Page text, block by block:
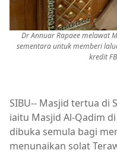
Dr Annuar Rapaee melawat
sementara untuk memberi
kredit
SIBU-- Masjid tertua di
iaitu Masjid Al-Qadim
dibuka semula bagi
menunaikan solat